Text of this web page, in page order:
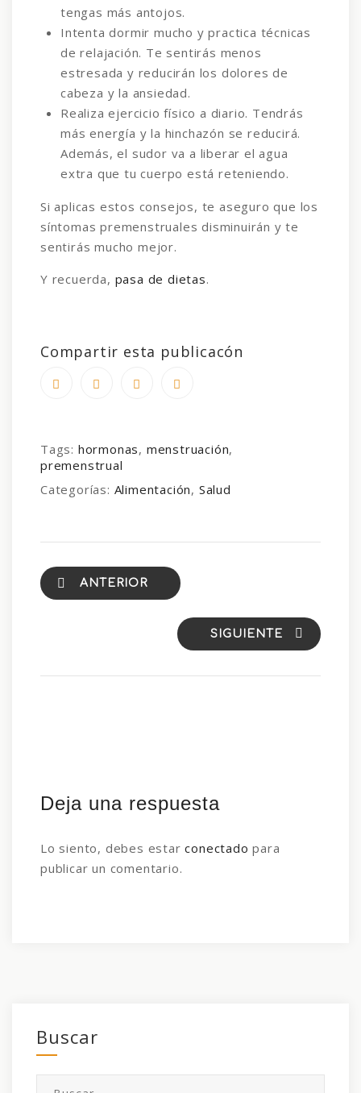
tengas más antojos.
Intenta dormir mucho y practica técnicas
de relajación. Te sentirás menos
estresada y reducirán los dolores de
cabeza y la ansiedad.
Realiza ejercicio físico a diario. Tendrás
más energía y la hinchazón se reducirá.
Además, el sudor va a liberar el agua
extra que tu cuerpo está reteniendo.
Si aplicas estos consejos, te aseguro que los
síntomas premenstruales disminuirán y te
sentirás mucho mejor.
Y recuerda, pasa de dietas.
Compartir esta publicacón
Tags: hormonas, menstruación,
premenstrual
Categorías: Alimentación, Salud
ANTERIOR
SIGUIENTE
Deja una respuesta
Lo siento, debes estarconectado para
publicar un comentario.
Buscar